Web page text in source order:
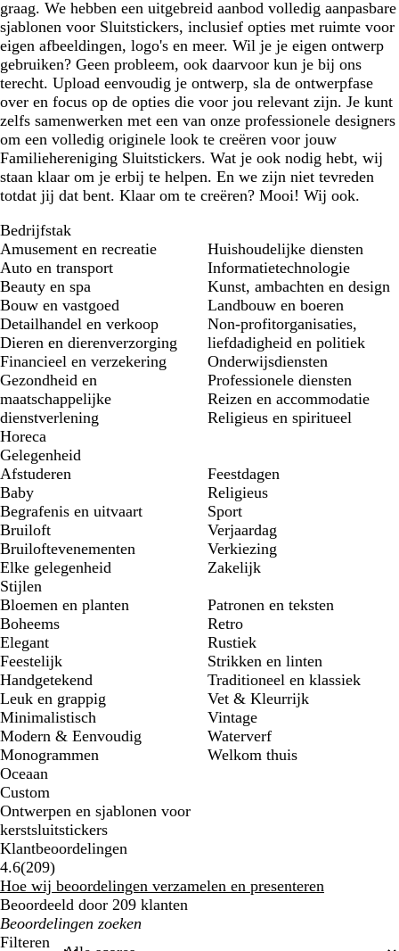
graag. We hebben een uitgebreid aanbod volledig aanpasbare
sjablonen voor Sluitstickers, inclusief opties met ruimte voor
eigen afbeeldingen, logo's en meer. Wil je je eigen ontwerp
gebruiken? Geen probleem, ook daarvoor kun je bij ons
terecht. Upload eenvoudig je ontwerp, sla de ontwerpfase
over en focus op de opties die voor jou relevant zijn. Je kunt
zelfs samenwerken met een van onze professionele designers
om een volledig originele look te creëren voor jouw
Familiehereniging Sluitstickers. Wat je ook nodig hebt, wij
staan klaar om je erbij te helpen. En we zijn niet tevreden
totdat jij dat bent. Klaar om te creëren? Mooi! Wij ook.
Bedrijfstak
Amusement en recreatie
Auto en transport
Beauty en spa
Bouw en vastgoed
Detailhandel en verkoop
Dieren en dierenverzorging
Financieel en verzekering
Gezondheid en
maatschappelijke
dienstverlening
Horeca
Huishoudelijke diensten
Informatietechnologie
Kunst, ambachten en design
Landbouw en boeren
Non-profitorganisaties,
liefdadigheid en politiek
Onderwijsdiensten
Professionele diensten
Reizen en accommodatie
Religieus en spiritueel
Gelegenheid
Afstuderen
Baby
Begrafenis en uitvaart
Bruiloft
Bruiloftevenementen
Elke gelegenheid
Feestdagen
Religieus
Sport
Verjaardag
Verkiezing
Zakelijk
Stijlen
Bloemen en planten
Boheems
Elegant
Feestelijk
Handgetekend
Leuk en grappig
Minimalistisch
Modern & Eenvoudig
Monogrammen
Oceaan
Patronen en teksten
Retro
Rustiek
Strikken en linten
Traditioneel en klassiek
Vet & Kleurrijk
Vintage
Waterverf
Welkom thuis
Custom
Ontwerpen en sjablonen voor
kerstsluitstickers
Klantbeoordelingen
4.6(209209
klantbeoordelingen
)
Hoe wij beoordelingen verzamelen en presenteren
Beoordeeld door 209 klanten
Mijn
zoekopdrachten
Filteren